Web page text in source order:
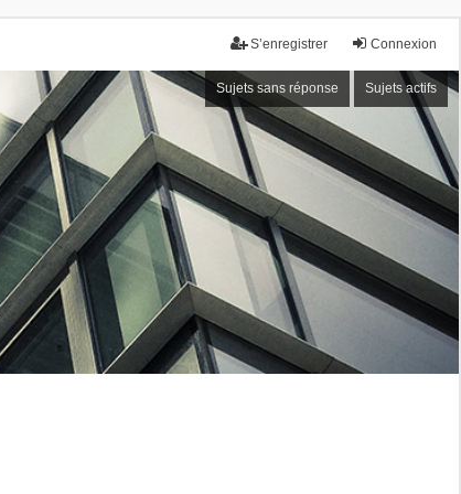
Connexion
S’enregistrer
Sujets sans réponse Sujets actifs